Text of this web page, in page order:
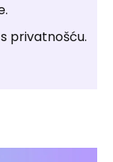
privatnošću.